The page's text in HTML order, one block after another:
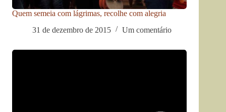
Quem semeia com lágrimas, recolhe com alegria
31 de dezembro de 2015
Um comentário